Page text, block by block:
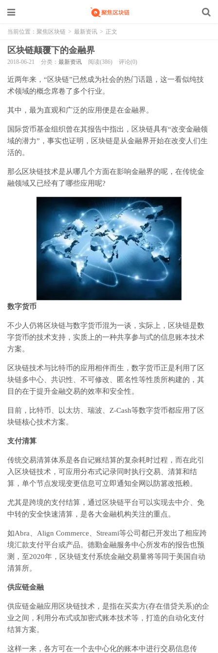
当前位置： 聚焦区块链 > 最新资讯 > 正文
区块链颠覆下的金融界
2018-06-21 分类： 最新资讯 阅读(386) 评论(0)
近两年来，“区块链”已然成为社会的热门话题，这一看似纯技
术领域的概念席卷了多个行业。
其中，最为直观和广泛的应用便是在金融界。
国际货币基金组织曾在其报告中指出，区块链具有“改变金融领
域的潜力”，事实也证明，区块链是从金融界开始在改变人们生
活的。
那么区块链技术是从哪几个方面在影响金融界的呢，在传统金
融领域又已经有了哪些应用呢?
数字货币
不少人仍将区块链与数字货币混为一谈，实际上，区块链是数
字货币的技术支持，实质上的一种共享参与式的信息账本技术
方案。
区块链技术与比特币的应用相伴而生，数字货币正是利用了区
块链多中心、共识性、不可修改、匿名性等性质所构建的，其
目的在于提升金融交易的效率和安全性。
目前，比特币、以太坊、瑞波、Z-Cash等数字货币都应用了区
块链核心技术方案。
支付清算
传统交易清算体系是各自记账结算的复杂耗时过程，而在此引
入区块链技术，可应用分布式记录同时执行交易、清算和结
算，单个节点发现变更信息可立即通知全网以防篡改抵赖。
尤其是跨境的支付结算，通过区块链平台可以实现去中介、免
中转的安全快速清算，是各大金融机构关注的重点。
如Abra、Align Commerce、Streami等公司都已开发出了相应跨
境汇款支付平台或产品。德勤金融服务中心所发布的报告也预
测，至2020年，区块链支付系统金融交易量将等同于美国自动
清算所。
供应链金融
供应链金融应用区块链技术，是指在买卖方(存在借贷关系)的企
业之间，利用分布式或加密式账本技术等，打造的自动化支付
结算方案。
这样一来，各方可在一个去中心化的账本中进行交易信息传